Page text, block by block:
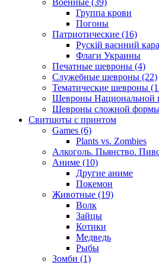
Военные (39)
Группа крови
Погоны
Патриотические (16)
Рускій ваєнний
Флаги Украины
Печатные шевроны (4)
Служебные шевроны (22)
Тематические шевроны
Шевроны Национальной
Шевроны сложной
Свитшоты с принтом
Games (6)
Plants vs. Zombies
Алкоголь. Пьянство.
Аниме (10)
Другие аниме
Покемон
Животные (19)
Волк
Зайцы
Котики
Медведь
Рыбы
Зомби (1)